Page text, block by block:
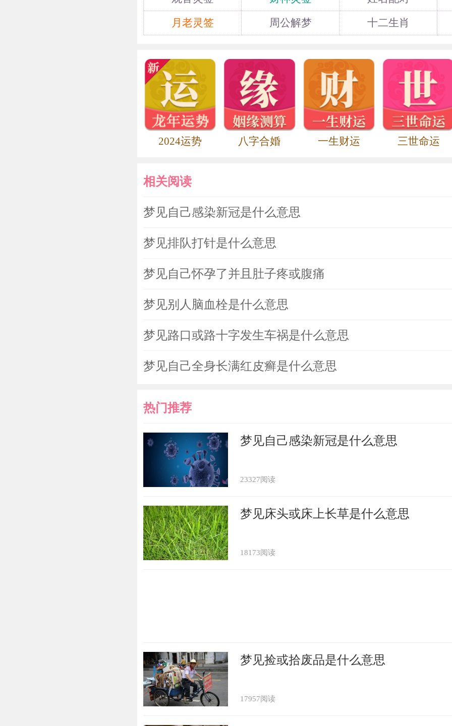
月老灵签
周公解梦 十二生肖
2024运势 八字合婚 一生财运 三世命运
相关阅读
梦见自己感染新冠是什么意思
梦见排队打针是什么意思
梦见自己怀孕了并且肚子疼或腹痛
梦见别人脑血栓是什么意思
梦见路口或路十字发生车祸是什么意思
梦见自己全身长满红皮癣是什么意思
热门推荐
梦见自己感染新冠是什么意思
23327阅读
梦见床头或床上长草是什么意思
18173阅读
梦见捡或拾废品是什么意思
17957阅读